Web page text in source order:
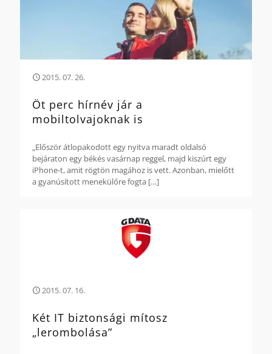
2015. 07. 26.
Öt perc hírnév jár a
mobiltolvajoknak is
„Először átlopakodott egy nyitva maradt oldalsó
bejáraton egy békés vasárnap reggel, majd kiszúrt egy
iPhone-t, amit rögtön magához is vett. Azonban, mielőtt
a gyanúsított menekülőre fogta […]
2015. 07. 16.
Két IT biztonsági mítosz
„lerombolása”